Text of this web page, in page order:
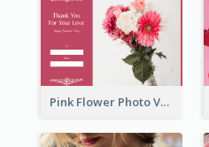
Pink Flower Photo Valentine's Day Gift Card